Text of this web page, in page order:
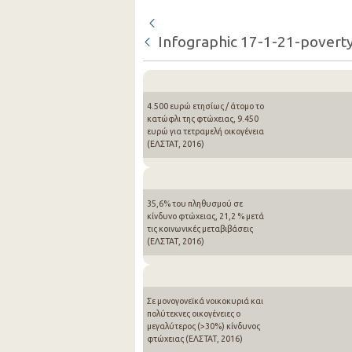
Infographic 17-1-21-
4.500 ευρώ ετησίως / άτομο το
κατώφλι της φτώχειας, 9.450
ευρώ για τετραμελή οικογένεια
(ΕΛΣΤΑΤ, 2016)
35,6% του πληθυσμού σε
κίνδυνο φτώχειας, 21,2 % μετά
τις κοινωνικές μεταβιβάσεις
(ΕΛΣΤΑΤ, 2016)
Σε μονογονεϊκά νοικοκυριά και
πολύτεκνες οικογένειες ο
μεγαλύτερος (>30%) κίνδυνος
φτώχειας (ΕΛΣΤΑΤ, 2016)